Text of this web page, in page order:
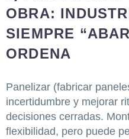
OBRA:
SIEMPRE
ORDENA
Panelizar (fabricar
incertidumbre y mejorar
decisiones cerradas.
flexibilidad, pero puede